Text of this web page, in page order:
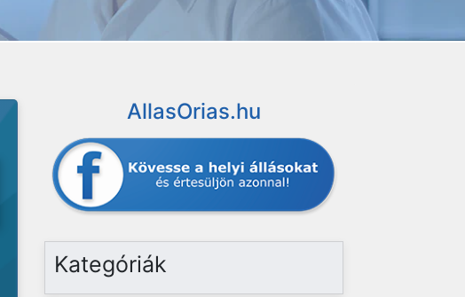
AllasOrias.hu
Kategóriák